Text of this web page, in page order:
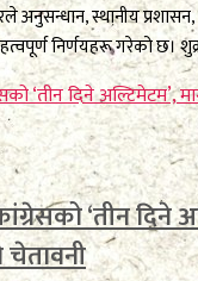
अनुसन्धान, स्थानीय प्रशासन,
निर्णयहरू गरेको छ।
‘तीन दिने